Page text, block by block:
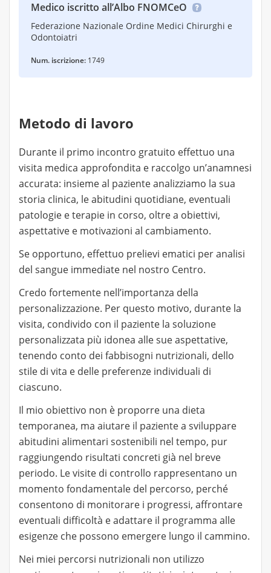
Medico iscritto all’Albo FNOMCeO
Federazione Nazionale Ordine Medici Chirurghi e
Odontoiatri
Num. iscrizione: 1749
Metodo di lavoro
Durante il primo incontro gratuito effettuo una
visita medica approfondita e raccolgo un’anamnesi
accurata: insieme al paziente analizziamo la sua
storia clinica, le abitudini quotidiane, eventuali
patologie e terapie in corso, oltre a obiettivi,
aspettative e motivazioni al cambiamento.
Se opportuno, effettuo prelievi ematici per analisi
del sangue immediate nel nostro Centro.
Credo fortemente nell’importanza della
personalizzazione. Per questo motivo, durante la
visita, condivido con il paziente la soluzione
personalizzata più idonea alle sue aspettative,
tenendo conto dei fabbisogni nutrizionali, dello
stile di vita e delle preferenze individuali di
ciascuno.
Il mio obiettivo non è proporre una dieta
temporanea, ma aiutare il paziente a sviluppare
abitudini alimentari sostenibili nel tempo, pur
raggiungendo risultati concreti già nel breve
periodo. Le visite di controllo rappresentano un
momento fondamentale del percorso, perché
consentono di monitorare i progressi, affrontare
eventuali difficoltà e adattare il programma alle
esigenze che possono emergere lungo il cammino.
Nei miei percorsi nutrizionali non utilizzo